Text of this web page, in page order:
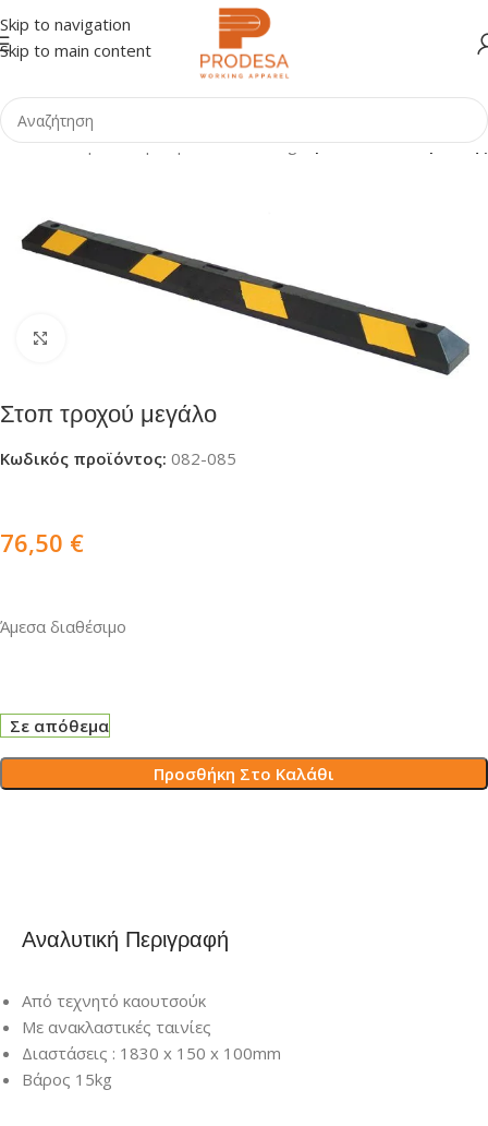
Skip to navigation
Skip to main content
Shop Οδική Ασφάλεια - Parking Προϊόντα Στάθμευσης
Στοπ τροχού μεγάλο
Κωδικός προϊόντος: 082-085
76,50 €
Άμεσα διαθέσιμο
Σε απόθεμα
Προσθήκη Στο Καλάθι
Αναλυτική Περιγραφή
Από τεχνητό καουτσούκ
Με ανακλαστικές ταινίες
Διαστάσεις : 1830 x 150 x 100mm
Βάρος 15kg